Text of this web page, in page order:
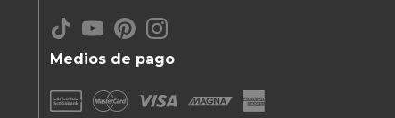
Medios de pago